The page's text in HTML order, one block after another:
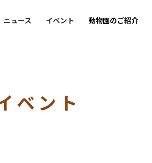
ニュース イベント 動物園のご紹介
ベント